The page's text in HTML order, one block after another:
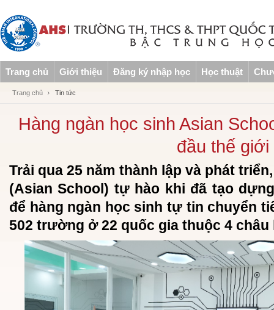
Trang chủ Giới thiệu Đăng ký nhập học Học thuật
Trang chủ Tin tức
Hàng ngàn học sinh Asian
đầu thế giới
Trải qua 25 năm thành lập và phát
(Asian School) tự hào khi đã tạo
để hàng ngàn học sinh tự tin chuyển
502 trường ở 22 quốc gia thuộc 4 châu